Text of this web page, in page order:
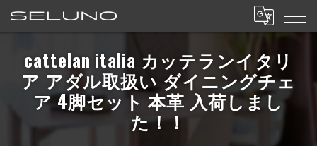
cattelan italia カッテランイタリ
ア アダル取扱い ダイニングチェ
ア 4脚セット 本革 入荷しまし
た！！